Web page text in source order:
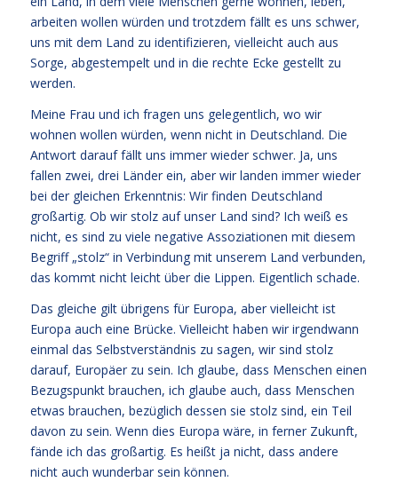
arbeiten wollen würden und trotzdem fällt es uns schwer,
uns mit dem Land zu identifizieren, vielleicht auch aus
Sorge, abgestempelt und in die rechte Ecke gestellt zu
werden.
Meine Frau und ich fragen uns gelegentlich, wo wir
wohnen wollen würden, wenn nicht in Deutschland. Die
Antwort darauf fällt uns immer wieder schwer. Ja, uns
fallen zwei, drei Länder ein, aber wir landen immer wieder
bei der gleichen Erkenntnis: Wir finden Deutschland
großartig. Ob wir stolz auf unser Land sind? Ich weiß es
nicht, es sind zu viele negative Assoziationen mit diesem
Begriff „stolz“ in Verbindung mit unserem Land verbunden,
das kommt nicht leicht über die Lippen. Eigentlich schade.
Das gleiche gilt übrigens für Europa, aber vielleicht ist
Europa auch eine Brücke. Vielleicht haben wir irgendwann
einmal das Selbstverständnis zu sagen, wir sind stolz
darauf, Europäer zu sein. Ich glaube, dass Menschen einen
Bezugspunkt brauchen, ich glaube auch, dass Menschen
etwas brauchen, bezüglich dessen sie stolz sind, ein Teil
davon zu sein. Wenn dies Europa wäre, in ferner Zukunft,
fände ich das großartig. Es heißt ja nicht, dass andere
nicht auch wunderbar sein können.